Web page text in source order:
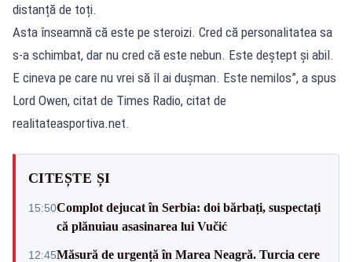
distanță de toți.
Asta înseamnă că este pe steroizi. Cred că personalitatea sa
s-a schimbat, dar nu cred că este nebun. Este deștept și abil.
E cineva pe care nu vrei să îl ai dușman. Este nemilos”, a spus
Lord Owen, citat de Times Radio, citat de
realitateasportiva.net.
CITEȘTE ȘI
15:50Complot dejucat în Serbia: doi bărbați, suspectați
că plănuiau asasinarea lui Vučić
12:45Măsură de urgență în Marea Neagră. Turcia cere